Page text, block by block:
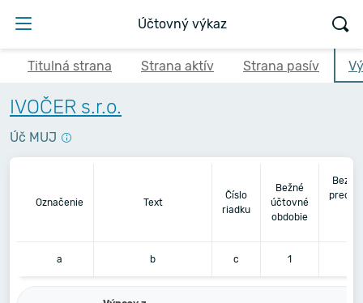
Účtovný výkaz
Titulná strana Strana aktív Strana pasív
IVOČER s.r.o.
Úč MUJ
Označenie Text
Číslo
riadku
Bežné
účtovné
obdobie
a b c 1